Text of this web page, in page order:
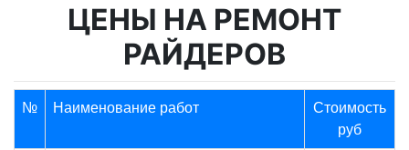
ЦЕНЫ НА РЕМОНТ
РАЙДЕРОВ
№ Наименование работ
Стоимость
руб